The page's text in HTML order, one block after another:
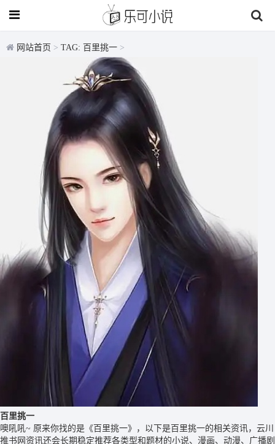
网站首页 > TAG: 百里挑一 >
百里挑一
噢吼吼~ 原来你找的是《百里挑一》，以下是百里挑一的相关资讯，云川
推书网资讯还会长期稳定推荐各类型和题材的小说、漫画、动漫、广播剧